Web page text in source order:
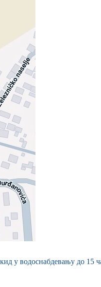
у водоснабдевању до 15